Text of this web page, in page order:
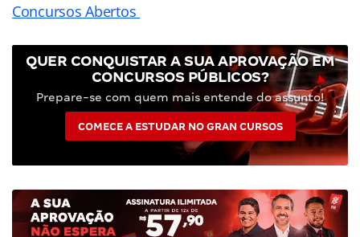
Concursos Abertos
QUER CONQUISTAR A SUA APROVAÇÃO EM
CONCURSOS PÚBLICOS?
Prepare-se com quem mais entende do assunto!
COMECE A ESTUDAR NO GRAN CURSOS